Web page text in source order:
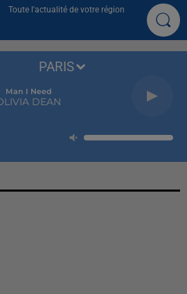
Toute l'actualité de votre région
Man I Need
DEAN
PARIS